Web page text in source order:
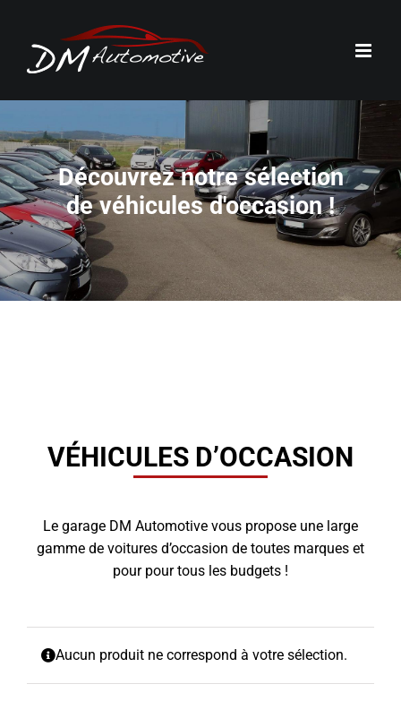
contenu
Découvrez notre sélection
de véhicules d'occasion !
VÉHICULES D’OCCASION
Le garage DM Automotive vous propose une large
gamme de voitures d’occasion de toutes marques et
pour pour tous les budgets !
Aucun produit ne correspond à votre sélection.